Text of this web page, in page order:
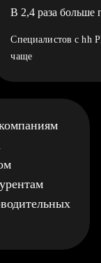
В 2,4 раза больше
Специалистов с hh
чаще